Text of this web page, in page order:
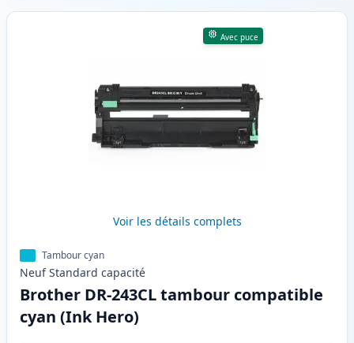
Avec puce
Voir les détails complets
Tambour cyan
Neuf Standard capacité
Brother DR-243CL tambour compatible
cyan (Ink Hero)